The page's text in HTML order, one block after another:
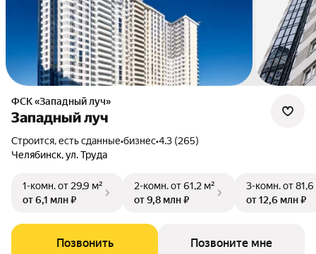
ФСК «Западный луч»
Западный луч
Строится, есть сданные•бизнес•4.3 (265)
Челябинск, ул. Труда
1-комн.от 29,9 м²
от 6,1 млн ₽
2-комн.от 61,2 м²
от 9,8 млн ₽
3-комн.от
от 12,6 млн ₽
Позвонить Позвоните мне